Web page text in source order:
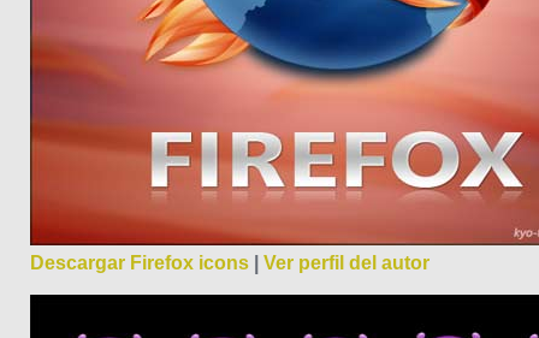
Descargar Firefox icons Ver perfil del autor